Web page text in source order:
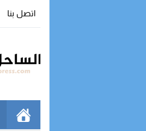
اتصل بنا